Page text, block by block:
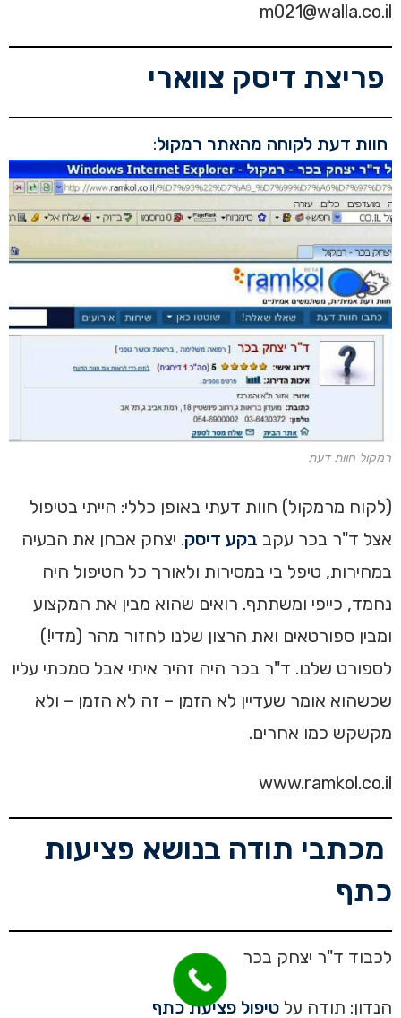
m021@walla.co.il
פריצת דיסק צווארי
חוות דעת לקוחה מהאתר רמקול:
רמקול חוות דעת
(לקוח מרמקול) חוות דעתי באופן כללי: הייתי בטיפול
אצל ד"ר בכר עקב בקע דיסק. יצחק אבחן את הבעיה
במהירות, טיפל בי במסירות ולאורך כל הטיפול היה
נחמד, כייפי ומשתתף. רואים שהוא מבין את המקצוע
ומבין ספורטאים ואת הרצון שלנו לחזור מהר (מדי!)
לספורט שלנו. ד"ר בכר היה זהיר איתי אבל סמכתי עליו
שכשהוא אומר שעדיין לא הזמן – זה לא הזמן – ולא
מקשקש כמו אחרים.
www.ramkol.co.il
מכתבי תודה בנושא פציעות
כתף
לכבוד ד"ר יצחק בכר
הנדון: תודה על טיפול פציעת כתף